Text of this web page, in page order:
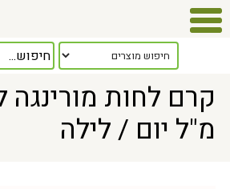
> קרם לחות מורינגה לפנים 50 מ"ל יום / לילה
מ"ל יום / לילה